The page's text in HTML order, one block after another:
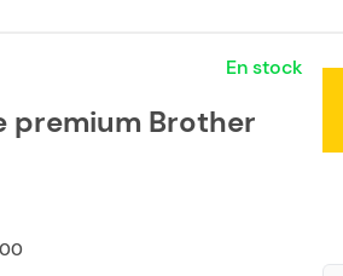
En stock
premium Brother